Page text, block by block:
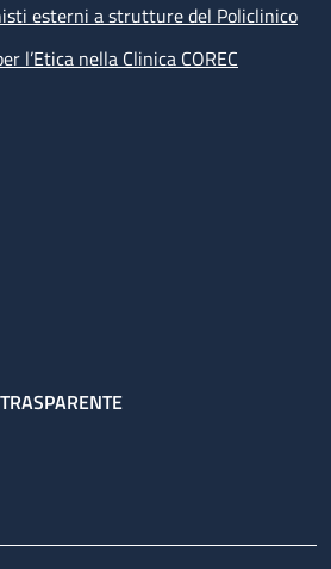
esterni a strutture del Policlinico
l’Etica nella Clinica COREC